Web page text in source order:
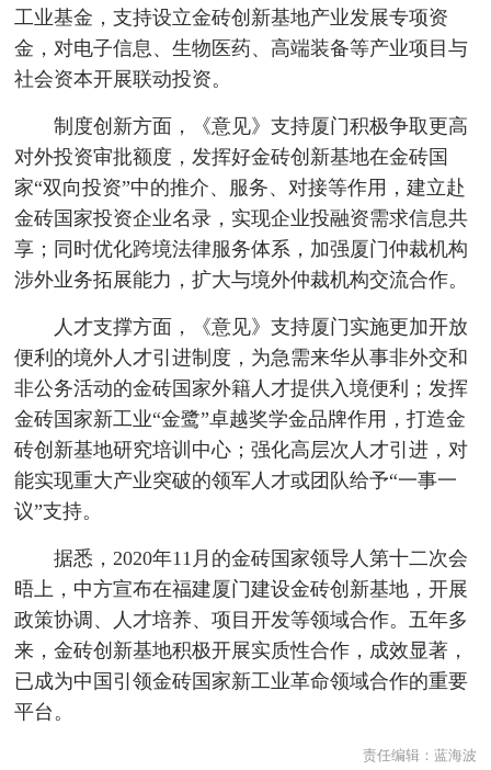
工业基金，支持设立金砖创新基地产业发展专项资
金，对电子信息、生物医药、高端装备等产业项目与
社会资本开展联动投资。
制度创新方面，《意见》支持厦门积极争取更高
对外投资审批额度，发挥好金砖创新基地在金砖国
家“双向投资”中的推介、服务、对接等作用，建立赴
金砖国家投资企业名录，实现企业投融资需求信息共
享；同时优化跨境法律服务体系，加强厦门仲裁机构
涉外业务拓展能力，扩大与境外仲裁机构交流合作。
人才支撑方面，《意见》支持厦门实施更加开放
便利的境外人才引进制度，为急需来华从事非外交和
非公务活动的金砖国家外籍人才提供入境便利；发挥
金砖国家新工业“金鹭”卓越奖学金品牌作用，打造金
砖创新基地研究培训中心；强化高层次人才引进，对
能实现重大产业突破的领军人才或团队给予“一事一
议”支持。
据悉，2020年11月的金砖国家领导人第十二次会
晤上，中方宣布在福建厦门建设金砖创新基地，开展
政策协调、人才培养、项目开发等领域合作。五年多
来，金砖创新基地积极开展实质性合作，成效显著，
已成为中国引领金砖国家新工业革命领域合作的重要
平台。
责任编辑： 蓝海波